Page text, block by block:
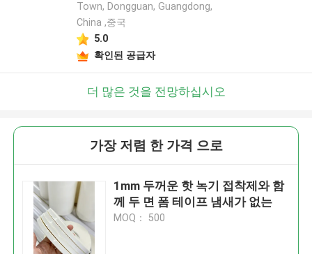
Town, Dongguan, Guangdong,
China ,중국
5.0
확인된 공급자
더 많은 것을 전망하십시오
가장 저렴 한 가격 으로
1mm 두꺼운 핫 녹기 접착제와 함
께 두 면 폼 테이프 냄새가 없는
MOQ： 500